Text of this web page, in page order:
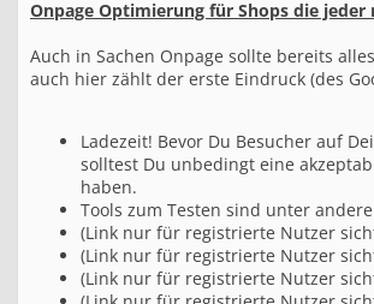
Onpage Optimierung für Shops die jeder
Auch in Sachen Onpage sollte bereits
auch hier zählt der erste Eindruck (des
Ladezeit! Bevor Du Besucher auf
solltest Du unbedingt eine
haben.
Tools zum Testen sind unter
(Link nur für registrierte Nutzer
(Link nur für registrierte Nutzer
(Link nur für registrierte Nutzer